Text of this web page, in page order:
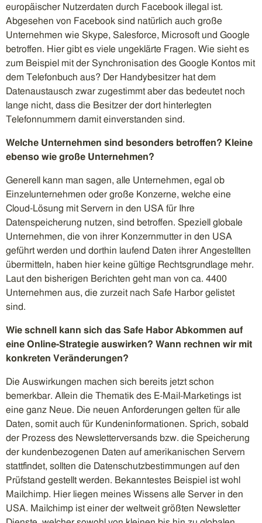
europäischer Nutzerdaten durch Facebook illegal ist.
Abgesehen von Facebook sind natürlich auch große
Unternehmen wie Skype, Salesforce, Microsoft und Google
betroffen. Hier gibt es viele ungeklärte Fragen. Wie sieht es
zum Beispiel mit der Synchronisation des Google Kontos mit
dem Telefonbuch aus? Der Handybesitzer hat dem
Datenaustausch zwar zugestimmt aber das bedeutet noch
lange nicht, dass die Besitzer der dort hinterlegten
Telefonnummern damit einverstanden sind.
Welche Unternehmen sind besonders betroffen? Kleine
ebenso wie große Unternehmen?
Generell kann man sagen, alle Unternehmen, egal ob
Einzelunternehmen oder große Konzerne, welche eine
Cloud-Lösung mit Servern in den USA für Ihre
Datenspeicherung nutzen, sind betroffen. Speziell globale
Unternehmen, die von ihrer Konzernmutter in den USA
geführt werden und dorthin laufend Daten ihrer Angestellten
übermitteln, haben hier keine gültige Rechtsgrundlage mehr.
Laut den bisherigen Berichten geht man von ca. 4400
Unternehmen aus, die zurzeit nach Safe Harbor gelistet
sind.
Wie schnell kann sich das Safe Habor Abkommen auf
eine Online-Strategie auswirken? Wann rechnen wir mit
konkreten Veränderungen?
Die Auswirkungen machen sich bereits jetzt schon
bemerkbar. Allein die Thematik des E-Mail-Marketings ist
eine ganz Neue. Die neuen Anforderungen gelten für alle
Daten, somit auch für Kundeninformationen. Sprich, sobald
der Prozess des Newsletterversands bzw. die Speicherung
der kundenbezogenen Daten auf amerikanischen Servern
stattfindet, sollten die Datenschutzbestimmungen auf den
Prüfstand gestellt werden. Bekanntestes Beispiel ist wohl
Mailchimp. Hier liegen meines Wissens alle Server in den
USA. Mailchimp ist einer der weltweit größten Newsletter